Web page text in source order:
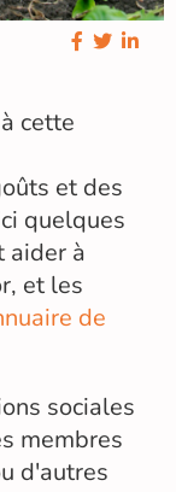
cette
et des
quelques
aider à
et les
de
sociales
membres
d'autres